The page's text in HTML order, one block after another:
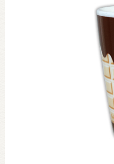
グッズイ
ミュージ
おたのし